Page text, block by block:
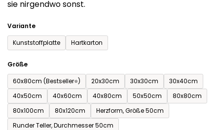
sie nirgendwo sonst.
Variante
Kunststoffplatte
Hartkarton
Größe
60x80cm (Bestseller⭐)
20x30cm 30x30cm
30x40cm
40x50cm
40x60cm 40x80cm 50x50cm
80x80cm
80x100cm
80x120cm
Herzform, Größe 50cm
Runder Teller, Durchmesser 50cm
5